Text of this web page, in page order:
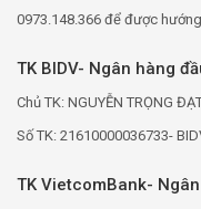
0973.148.366 để được
TK BIDV- Ngân hàng
Chủ TK: NGUYỄN TRỌNG
Số TK: 21610000036733-
TK VietcomBank-